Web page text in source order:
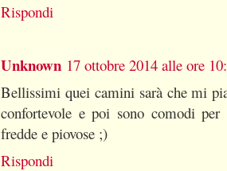
Rispondi
Unknown 17 ottobre 2014 alle ore
Bellissimi quei camini sarà che mi
confortevole e poi sono comodi per
fredde e piovose ;)
Rispondi